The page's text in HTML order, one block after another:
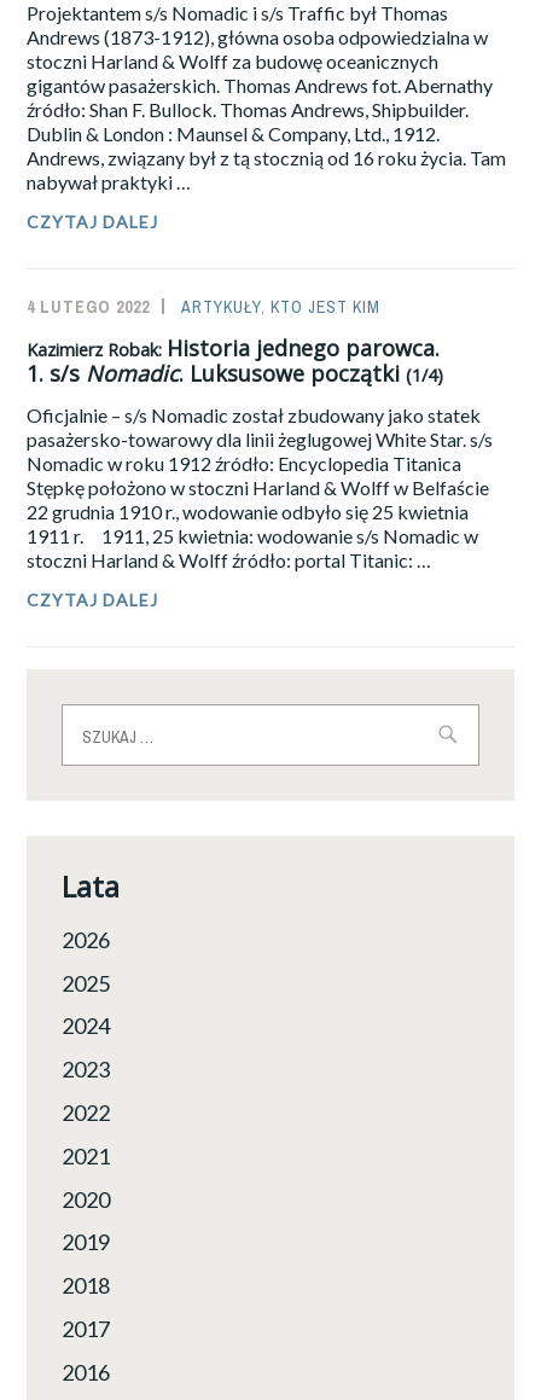
U
SZOGUNA
(3/4)
Projektantem s/s Nomadic i s/s Traffic był Thomas
Andrews (1873-1912), główna osoba odpowiedzialna w
stoczni Harland & Wolff za budowę oceanicznych
gigantów pasażerskich. Thomas Andrews fot. Abernathy
źródło: Shan F. Bullock. Thomas Andrews, Shipbuilder.
Dublin & London : Maunsel & Company, Ltd., 1912.
Andrews, związany był z tą stocznią od 16 roku życia. Tam
nabywał praktyki …
CZYTAJ DALEJ
PAROWCA.
S/S
NOMADIC.
I
JEGO
TRZY
GIGANTY
(2/4)
4 LUTEGO 2022
SAILOR-
ADMIN
ARTYKUŁY,KTO JEST KIM
Kazimierz Robak: Historia jednego parowca.
1. s/s Nomadic. Luksusowe początki(1/4)
Oficjalnie – s/s Nomadic został zbudowany jako statek
pasażersko-towarowy dla linii żeglugowej White Star. s/s
Nomadic w roku 1912 źródło: Encyclopedia Titanica
Stępkę położono w stoczni Harland & Wolff w Belfaście
22 grudnia 1910 r., wodowanie odbyło się 25 kwietnia
1911 r. 1911, 25 kwietnia: wodowanie s/s Nomadic w
stoczni Harland & Wolff źródło: portal Titanic: …
CZYTAJ DALEJ
1.
Lata
2026
2025
2024
2023
2022
2021
2020
2019
2018
2017
2016